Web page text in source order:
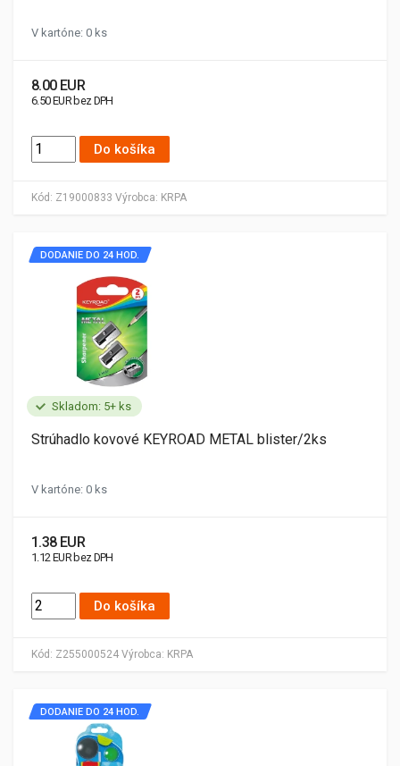
Kód: Z19000833 Výrobca: KRPA
V kartóne: 0 ks
8.00 EUR
6.50 EUR bez DPH
Do košíka
Skladom: 5+ ks
Kód: Z255000524 Výrobca: KRPA
DODANIE DO 24 HOD.
Strúhadlo kovové KEYROAD METAL blister/2ks
V kartóne: 0 ks
1.38 EUR
1.12 EUR bez DPH
Do košíka
DODANIE DO 24 HOD.